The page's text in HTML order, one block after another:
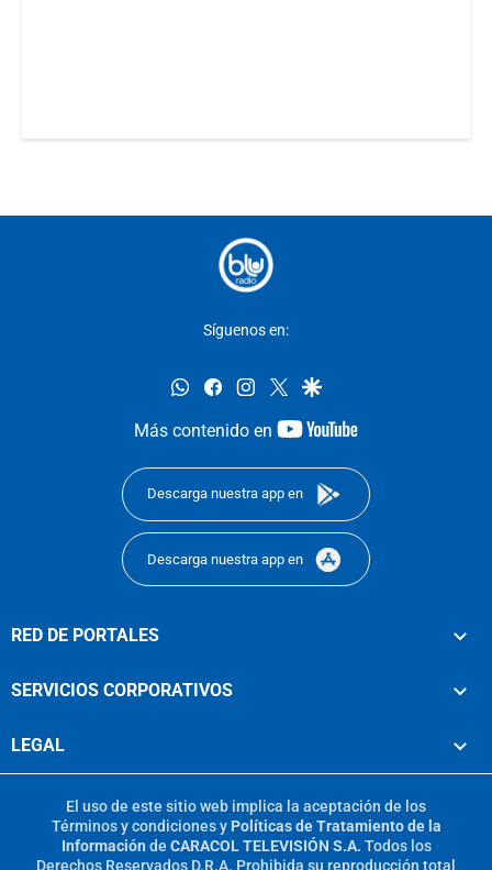
Síguenos en:
whatsappfacebookinstagram
twittergoogle
Más contenido en
youtube-
Descarga nuestra app en
Descarga nuestra app en
RED DE PORTALES
SERVICIOS CORPORATIVOS
LEGAL
El uso de este sitio web implica la aceptación de los
Términos y condicionesy Políticas de Tratamiento de la
Información de CARACOL TELEVISIÓN S.A. Todos los
Derechos Reservados D.R.A. Prohibida su reproducción total